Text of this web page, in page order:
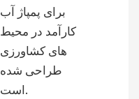
برای پمپاژ آب
کارآمد در محیط
های کشاورزی
طراحی شده
است.